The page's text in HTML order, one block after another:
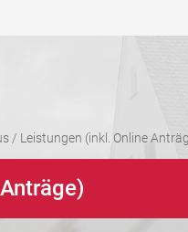
/ Leistungen (inkl. Online